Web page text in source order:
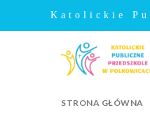
Katolickie
STRONA GŁÓWNA